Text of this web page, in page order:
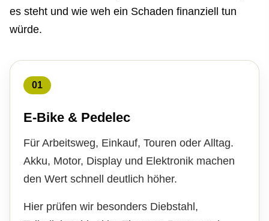
es steht und wie weh ein Schaden finanziell tun
würde.
01
E-Bike & Pedelec
Für Arbeitsweg, Einkauf, Touren oder Alltag.
Akku, Motor, Display und Elektronik machen
den Wert schnell deutlich höher.
Hier prüfen wir besonders Diebstahl,